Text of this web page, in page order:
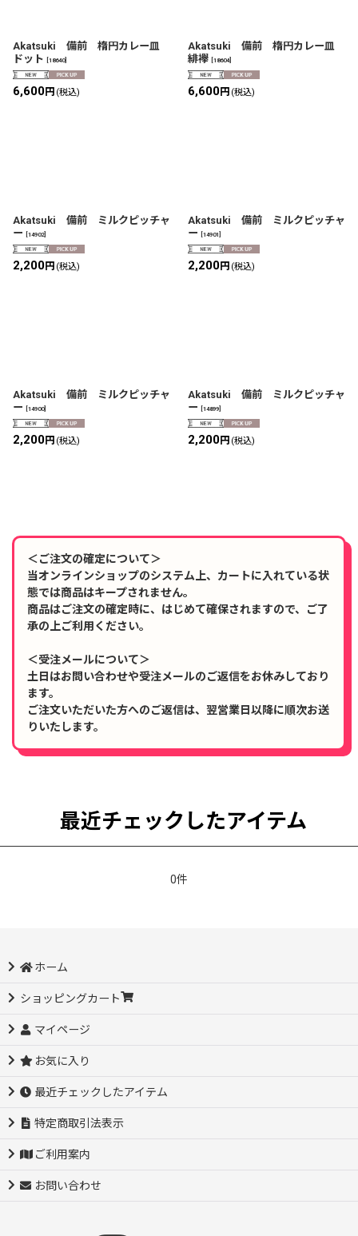
Akatsuki 備前 楕円カレー皿
ドット
18640]
6,600円 (税込)
Akatsuki 備前 楕円カレー皿
緋襷
18604]
6,600円 (税込)
Akatsuki 備前 ミルクピッチャ
ー
14902]
2,200円 (税込)
Akatsuki 備前 ミルクピッチャ
ー
14901
2,200円 (税込)
Akatsuki 備前 ミルクピッチャ
ー
14900]
2,200円 (税込)
Akatsuki 備前 ミルクピッチャ
ー
14899
2,200円 (税込)
＜ご注文の確定について＞
当オンラインショップのシステム上、カートに入れている状
態では商品はキープされません。
商品はご注文の確定時に、はじめて確保されますので、ご了
承の上ご利用ください。
＜受注メールについて＞
土日はお問い合わせや受注メールのご返信をお休みしており
ます。
ご注文いただいた方へのご返信は、翌営業日以降に順次お送
りいたします。
最近チェックしたアイテム
0件
ホーム
ショッピングカート
マイページ
お気に入り
最近チェックしたアイテム
特定商取引法表示
ご利用案内
お問い合わせ